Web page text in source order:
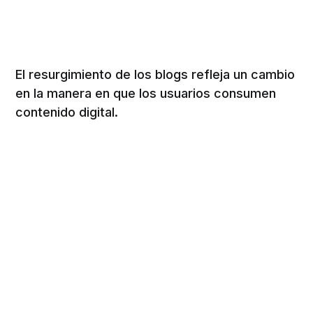
El resurgimiento de los blogs refleja un cambio
en la manera en que los usuarios consumen
contenido digital.